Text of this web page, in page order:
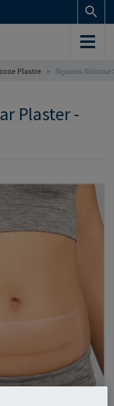
Plastre > Squares Silicone
Plaster -